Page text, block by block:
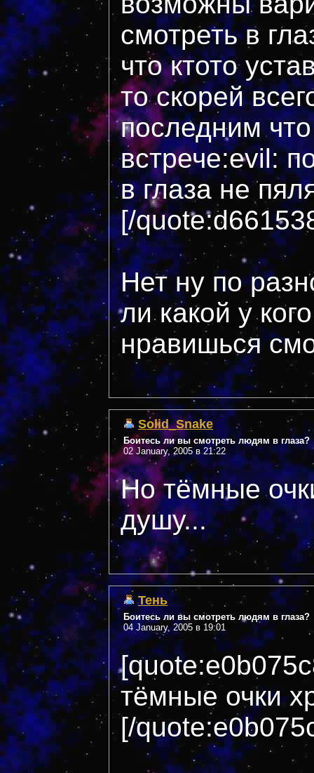
смотреть в
что ктото
то скорей
последним
встрече:evil:
в глаза не
[/
Нет ну по
ли какой у
нравишься
Solid_Snake
Боитесь ли вы смотреть людям в глаза?
02 January, 2005 в 21:22
Но тёмные
душу...
Тень
Боитесь ли вы смотреть людям в глаза?
04 January, 2005 в 19:01
тёмные очки
[/